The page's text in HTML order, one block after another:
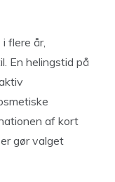
flere år,
En helingstid på
af kort
gør valget